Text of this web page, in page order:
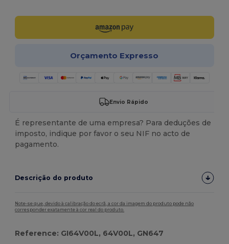
Orçamento Expresso
Envio Rápido
É representante de uma empresa? Para deduções de
imposto, indique por favor o seu NIF no acto de
pagamento.
Descrição do produto
Note-se que, devido à calibração do ecrã, a cor da imagem do produto pode não
corresponder exatamente à cor real do produto.
Reference: GI64V00L, 64V00L, GN647